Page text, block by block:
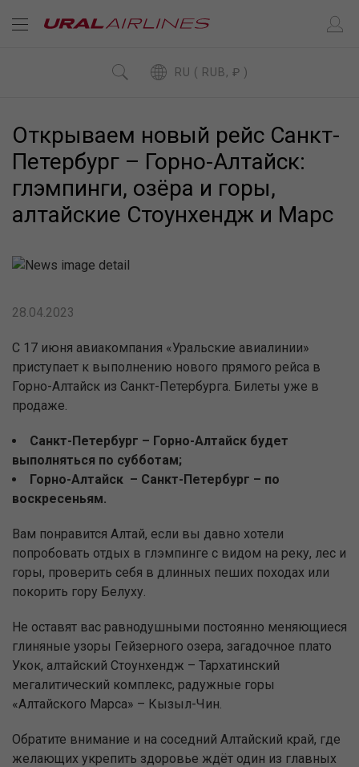
RU ( RUB, ₽ )
Открываем новый рейс Санкт-
Петербург – Горно-Алтайск:
глэмпинги, озёра и горы,
алтайские Стоунхендж и Марс
28.04.2023
С 17 июня авиакомпания «Уральские авиалинии»
приступает к выполнению нового прямого рейса в
Горно-Алтайск из Санкт-Петербурга. Билеты уже в
продаже.
Санкт-Петербург – Горно-Алтайск будет
выполняться по субботам;
Горно-Алтайск – Санкт-Петербург – по
воскресеньям.
Вам понравится Алтай, если вы давно хотели
попробовать отдых в глэмпинге с видом на реку, лес и
горы, проверить себя в длинных пеших походах или
покорить гору Белуху.
Не оставят вас равнодушными постоянно меняющиеся
глиняные узоры Гейзерного озера, загадочное плато
Укок, алтайский Стоунхендж – Тархатинский
мегалитический комплекс, радужные горы
«Алтайского Марса» – Кызыл-Чин.
Обратите внимание и на соседний Алтайский край, где
желающих укрепить здоровье ждёт один из главных